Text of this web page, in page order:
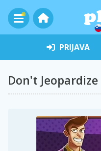
PRIJAVA
Don't Jeopardize